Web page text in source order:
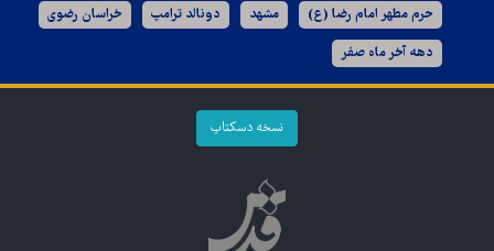
حرم مطهر امام رضا (ع) مشهد دونالد ترامپ خراسان رضوی
دهه آخر ماه صفر
نسخه دسکتاپ